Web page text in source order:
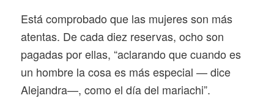
Está comprobado que las mujeres son más
atentas. De cada diez reservas, ocho son
pagadas por ellas, “aclarando que cuando es
un hombre la cosa es más especial — dice
Alejandra—, como el día del mariachi”.